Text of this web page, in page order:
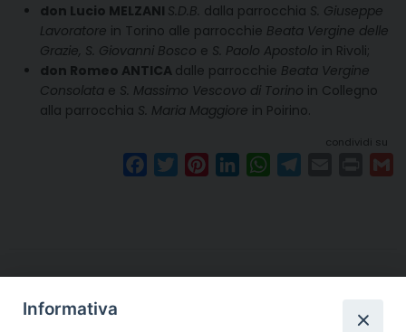
don Lucio MELZANI S.D.B. dalla parrocchia S. Giuseppe
Lavoratore in Torino alle parrocchie Beata Vergine delle
Grazie, S. Giovanni Bosco e S. Paolo Apostolo in Rivoli;
don Romeo ANTICA dalle parrocchie Beata Vergine
Consolata e S. Massimo Vescovo di Torino in Collegno
alla parrocchia S. Maria Maggiore in Poirino.
condividi su
o
e
r
d
W
A
r
Informativa